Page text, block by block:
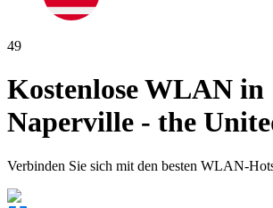
49
Kostenlose WLAN in
Naperville - the
Verbinden Sie sich mit den besten WLAN-